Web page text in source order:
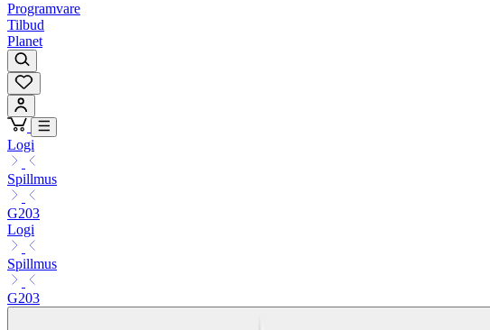
Programvare
Tilbud
Planet
Logi
Spillmus
G203
Logi
Spillmus
G203